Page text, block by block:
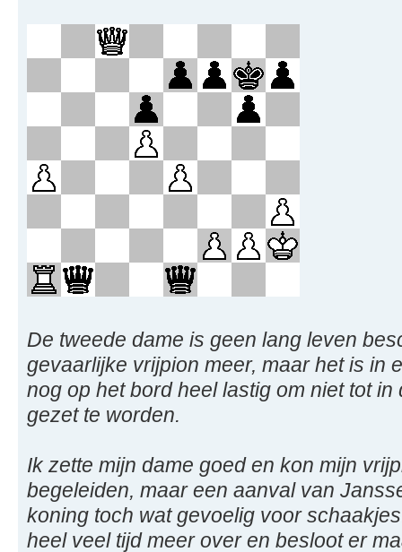
De tweede dame is geen lang leven
gevaarlijke vrijpion meer, maar het is in
nog op het bord heel lastig om niet tot
gezet te worden.
Ik zette mijn dame goed en kon mijn
begeleiden, maar een aanval van
koning toch wat gevoelig voor
heel veel tijd meer over en besloot er